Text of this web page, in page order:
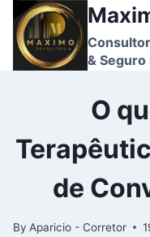
Skip
content
& Seguro
O
de
By Aparicio - Corretor